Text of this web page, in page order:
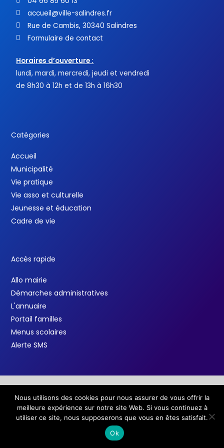
accueil@ville-salindres.fr
Rue de Cambis, 30340 Salindres
Formulaire de contact
Horaires d’ouverture :
lundi, mardi, mercredi, jeudi et vendredi
de 8h30 à 12h et de 13h à 16h30
Catégories
Accueil
Municipalité
Vie pratique
Vie asso et culturelle
Jeunesse et éducation
Cadre de vie
Accès rapide
Allo mairie
Démarches administratives
L'annuaire
Portail familles
Menus scolaires
Alerte SMS
Copyright © 2026 Ville de Salindres /Mentions légales
F
a
c
T
w
i
Y
o
u
Nous utilisons des cookies pour nous assurer de vous offrir la
meilleure expérience sur notre site Web. Si vous continuez à
utiliser ce site, nous supposerons que vous en êtes satisfait.
Ok